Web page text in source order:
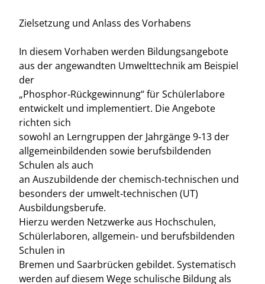
Zielsetzung und Anlass des Vorhabens
In diesem Vorhaben werden Bildungsangebote
aus der angewandten Umwelttechnik am Beispiel
der
„Phosphor‐Rückgewinnung“ für Schülerlabore
entwickelt und implementiert. Die Angebote
richten sich
sowohl an Lerngruppen der Jahrgänge 9‐13 der
allgemeinbildenden sowie berufsbildenden
Schulen als auch
an Auszubildende der chemisch‐technischen und
besonders der umwelt‐technischen (UT)
Ausbildungsberufe.
Hierzu werden Netzwerke aus Hochschulen,
Schülerlaboren, allgemein‐ und berufsbildenden
Schulen in
Bremen und Saarbrücken gebildet. Systematisch
werden auf diesem Wege schulische Bildung als